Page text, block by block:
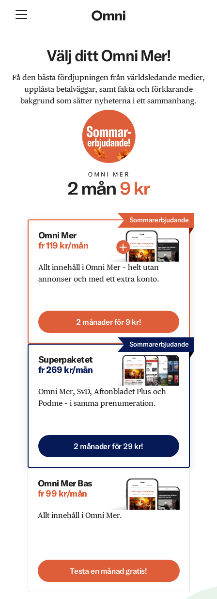
Välj ditt Omni Mer!
Få den bästa fördjupningen från världsledande medier,
upplåsta betalväggar, samt fakta och förklarande
bakgrund som sätter nyheterna i ett sammanhang.
Sommarerbjudande
Omni Mer
fr 119 kr/mån
Allt innehåll i Omni Mer – helt utan
annonser och med ett extra konto.
2 månader för 9 kr!
Sommarerbjudande
Superpaketet
fr 269 kr/mån
Omni Mer, SvD, Aftonbladet Plus och
Podme – i samma prenumeration.
2 månader för 29 kr!
Omni Mer Bas
fr 99 kr/mån
Allt innehåll i Omni Mer.
Testa en månad gratis!